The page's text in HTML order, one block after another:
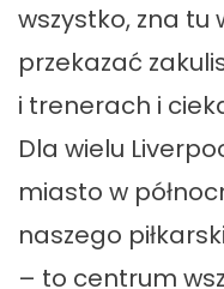
wszystko, zna tu
przekazać
i trenerach i
Dla wielu
miasto w
naszego
– to centrum